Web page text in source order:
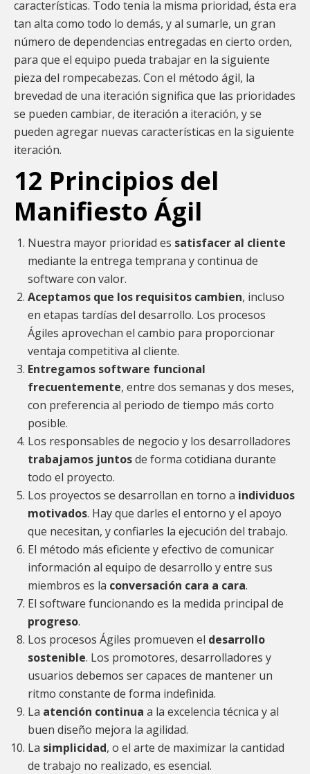
características. Todo tenia la misma prioridad, ésta era
tan alta como todo lo demás, y al sumarle, un gran
número de dependencias entregadas en cierto orden,
para que el equipo pueda trabajar en la siguiente
pieza del rompecabezas. Con el método ágil, la
brevedad de una iteración significa que las prioridades
se pueden cambiar, de iteración a iteración, y se
pueden agregar nuevas características en la siguiente
iteración.
12 Principios del
Manifiesto Ágil
Nuestra mayor prioridad es satisfacer al cliente
mediante la entrega temprana y continua de
software con valor.
Aceptamos que los requisitos cambien, incluso
en etapas tardías del desarrollo. Los procesos
Ágiles aprovechan el cambio para proporcionar
ventaja competitiva al cliente.
Entregamos software funcional
frecuentemente, entre dos semanas y dos meses,
con preferencia al periodo de tiempo más corto
posible.
Los responsables de negocio y los desarrolladores
trabajamos juntosde forma cotidiana durante
todo el proyecto.
Los proyectos se desarrollan en torno a individuos
motivados. Hay que darles el entorno y el apoyo
que necesitan, y confiarles la ejecución del trabajo.
El método más eficiente y efectivo de comunicar
información al equipo de desarrollo y entre sus
miembros es la conversación cara a cara.
El software funcionando es la medida principal de
progreso.
Los procesos Ágiles promueven el desarrollo
sostenible. Los promotores, desarrolladores y
usuarios debemos ser capaces de mantener un
ritmo constante de forma indefinida.
La atención continua a la excelencia técnica y al
buen diseño mejora la agilidad.
La simplicidad, o el arte de maximizar la cantidad
de trabajo no realizado, es esencial.